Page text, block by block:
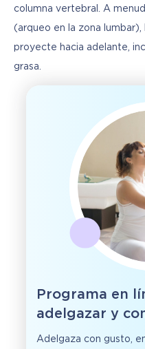
columna vertebral. A
(arqueo en la zona
proyecte hacia adelante,
grasa.
Programa en
adelgazar y
Adelgaza con gusto,